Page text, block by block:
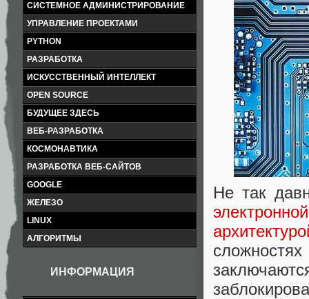
СИСТЕМНОЕ АДМИНИСТРИРОВАНИЕ
УПРАВЛЕНИЕ ПРОЕКТАМИ
PYTHON
РАЗРАБОТКА
ИСКУССТВЕННЫЙ ИНТЕЛЛЕКТ
OPEN SOURCE
БУДУЩЕЕ ЗДЕСЬ
ВЕБ-РАЗРАБОТКА
КОСМОНАВТИКА
РАЗРАБОТКА ВЕБ-САЙТОВ
GOOGLE
ЖЕЛЕЗО
LINUX
АЛГОРИТМЫ
ИНФОРМАЦИЯ
Не так